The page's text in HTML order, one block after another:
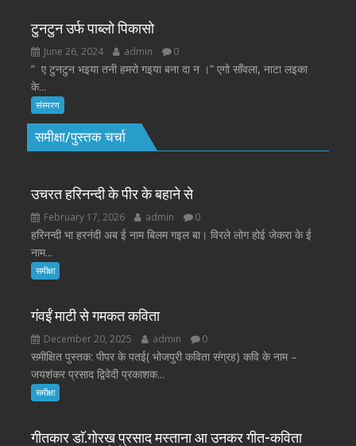
टुनटुन उर्फ पाब्लो पिकासो
June 26, 2024 admin 0
” ए टुनटुन भइया तनी हमरो गइया बना दा न ।” एगो साँवला, नाटा लइका
के...
संस्मरण
समीक्षा/पुस्तक चर्चा
उचरत हरिनन्दी के पीर के बहाने से
February 17, 2026 admin 0
हरिनन्दी भा हरनंदी अब ई नाम बिलम गइल बा। विरले लोग होई जेकरा के ई
नाम...
समीक्षा
गंवईं माटी से गमकत कविता
December 20, 2025 admin 0
समीक्षित पुस्तक: पीपर के पतई( भोजपुरी कविता संग्रह) कवि के नाम –
जयशंकर प्रसाद द्विवेदी प्रकाशक...
समीक्षा
गीतकार डाॅ.गोरख प्रसाद मस्ताना आ उनकर गीत-कविता